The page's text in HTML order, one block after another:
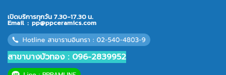
เปิดบริการทุกวัน 7.30-17.30 น.
Email : pp@ppceramics.com
สาขาบางบัวทอง : 096-2839952